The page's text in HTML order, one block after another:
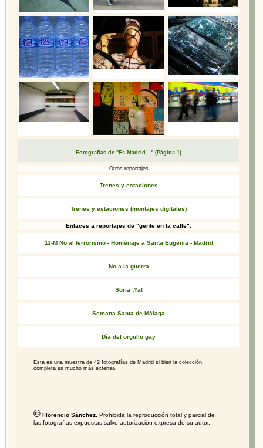
Fotografías de "Es Madrid..." (Página 1)
Otros reportajes
Trenes y estaciones
Trenes y estaciones (montajes digitales)
Enlaces a reportajes de "gente en la calle":
11-M No al terrorismo- Homenaje a Santa Eugenia - Madrid
No a la guerra
Soria ¡Ya!
Semana Santa de Málaga
Día del orgullo gay
Esta es una muestra de 42 fotografías de Madrid si bien la colección
completa es mucho más extensa.
© Florencio Sánchez. Prohibida la reproducción total y parcial de
las fotografías expuestas salvo autorización expresa de su autor.